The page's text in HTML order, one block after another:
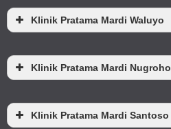
Klinik Pratama Mardi Waluyo
Klinik Pratama Mardi Nugroho
Klinik Pratama Mardi Santoso